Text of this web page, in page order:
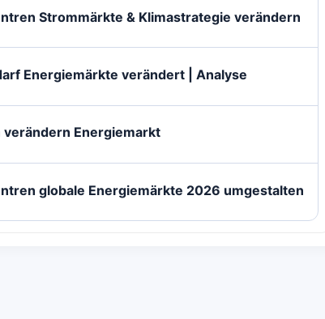
Strommärkte & Klimastrategie verändern
Energiemärkte verändert | Analyse
Energiemarkt
globale Energiemärkte 2026 umgestalten